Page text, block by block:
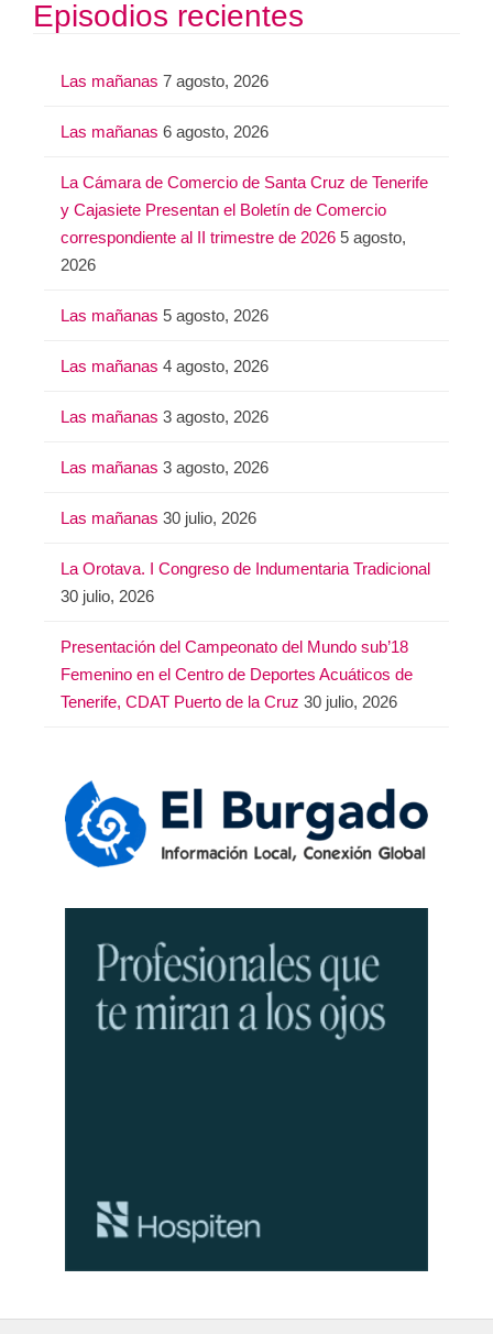
Episodios recientes
Las mañanas 7 agosto, 2026
Las mañanas 6 agosto, 2026
La Cámara de Comercio de Santa Cruz de Tenerife
y Cajasiete Presentan el Boletín de Comercio
correspondiente al II trimestre de 2026 5 agosto,
2026
Las mañanas 5 agosto, 2026
Las mañanas 4 agosto, 2026
Las mañanas 3 agosto, 2026
Las mañanas 3 agosto, 2026
Las mañanas 30 julio, 2026
La Orotava. I Congreso de Indumentaria Tradicional
30 julio, 2026
Presentación del Campeonato del Mundo sub’18
Femenino en el Centro de Deportes Acuáticos de
Tenerife, CDAT Puerto de la Cruz 30 julio, 2026